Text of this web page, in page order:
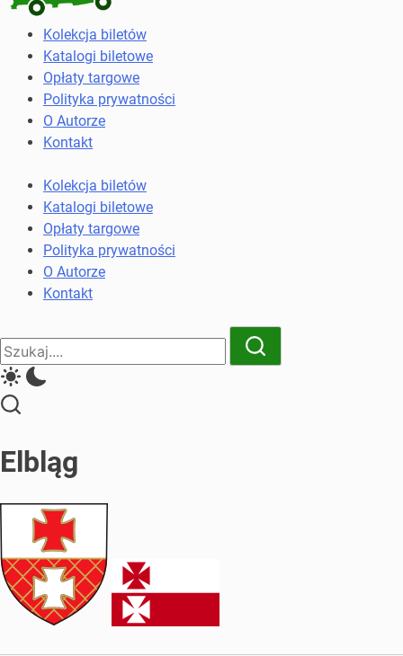
Kolekcja
biletów
komunikacji
miejskiej
kolejowych
Kolekcja biletów
Katalogi biletowe
Opłaty targowe
Polityka prywatności
O Autorze
Kontakt
Kolekcja biletów
Katalogi biletowe
Opłaty targowe
Polityka prywatności
O Autorze
Kontakt
Close
Search
Search
Elbląg